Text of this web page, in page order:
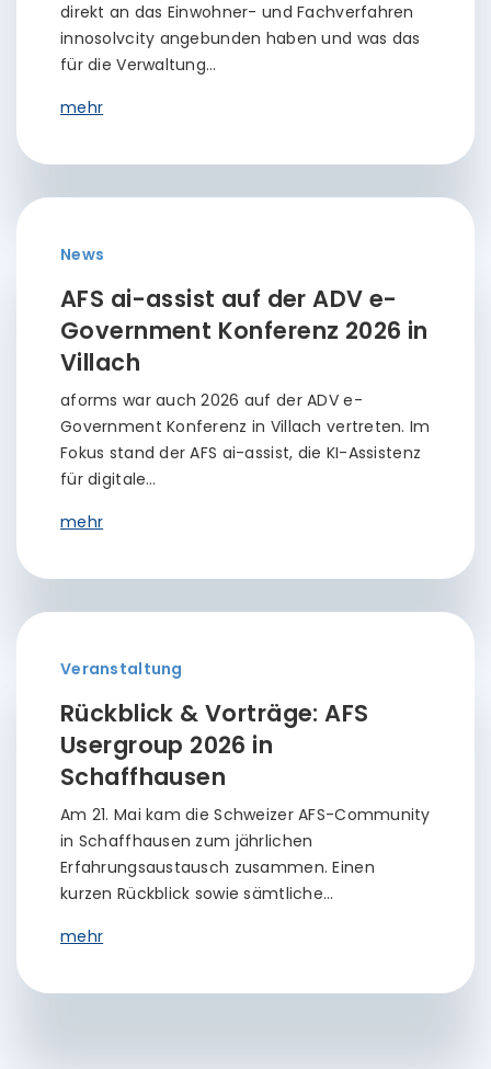
direkt an das Einwohner- und Fachverfahren
innosolvcity angebunden haben und was das
für die Verwaltung…
mehr
News
AFS ai-assist auf der ADV e-
Government Konferenz 2026 in
Villach
aforms war auch 2026 auf der ADV e-
Government Konferenz in Villach vertreten. Im
Fokus stand der AFS ai-assist, die KI-Assistenz
für digitale…
mehr
Veranstaltung
Rückblick & Vorträge: AFS
Usergroup 2026 in
Schaffhausen
Am 21. Mai kam die Schweizer AFS-Community
in Schaffhausen zum jährlichen
Erfahrungsaustausch zusammen. Einen
kurzen Rückblick sowie sämtliche…
mehr